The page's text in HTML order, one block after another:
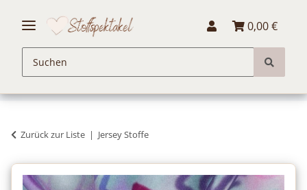
0,00 €
Zurück zur Liste Jersey Stoffe